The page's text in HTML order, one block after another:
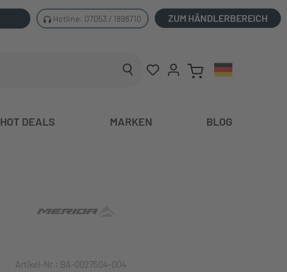
Hotline: 07053 / 1898710 ZUM HÄNDLERBEREICH
HOT DEALS MARKEN BLOG
Artikel-Nr.: BA-0027504-004